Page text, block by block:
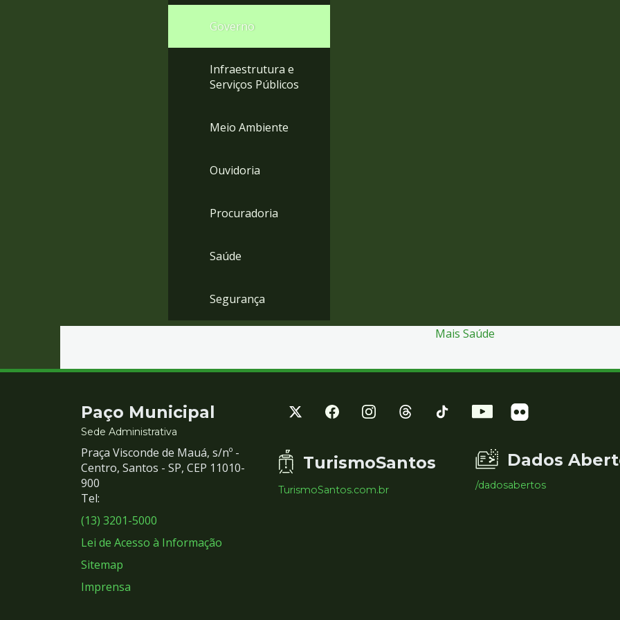
Governo
Infraestrutura e
Serviços Públicos
Meio Ambiente
Ouvidoria
Procuradoria
Saúde
Segurança
Mais Saúde
Contato
e
Redes
Sociais
Paço Municipal
Sede Administrativa
Praça Visconde de Mauá, s/nº -
Centro, Santos - SP, CEP 11010-
900
Tel:
(13) 3201-5000
Lei de Acesso à Informação
Sitemap
Imprensa
TurismoSantos
TurismoSantos.com.br
Dados
/dadosabertos